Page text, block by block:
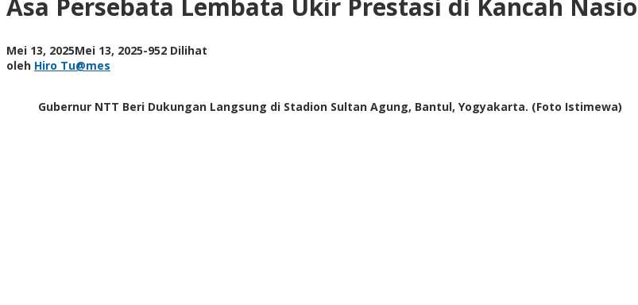
Prestasi
Nasional,
Dukungan
Asa Persebata Lembata Ukir Prestasi di Kancah
Mei 13, 2025Mei 13, 2025oleh
-952 Dilihat
oleh Hiro Tu@mes
Gubernur NTT Beri Dukungan Langsung di Stadion Sultan Agung, Bantul, Yogyakarta. (Foto Istimewa)